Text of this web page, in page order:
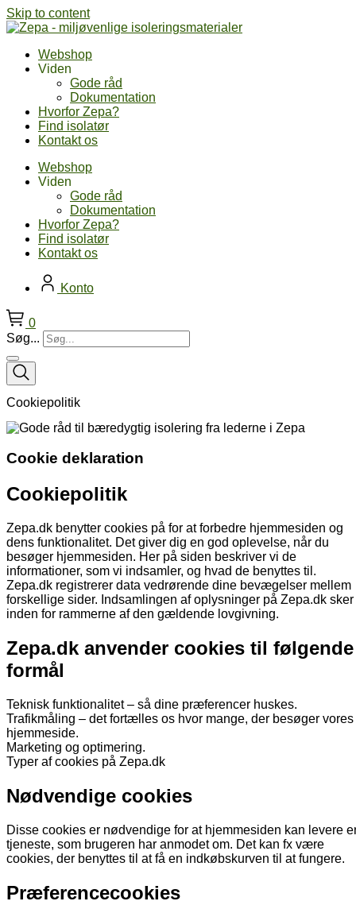
Skip to content
Webshop
Viden
Gode råd
Dokumentation
Hvorfor Zepa?
Find isolatør
Kontakt os
Webshop
Viden
Gode råd
Dokumentation
Hvorfor Zepa?
Find isolatør
Kontakt os
Konto
0
Søg...
Cookiepolitik
Cookie deklaration
Cookiepolitik
Zepa.dk benytter cookies på for at forbedre hjemmesiden og
dens funktionalitet. Det giver dig en god oplevelse, når du
besøger hjemmesiden. Her på siden beskriver vi de
informationer, som vi indsamler, og hvad de benyttes til.
Zepa.dk registrerer data vedrørende dine bevægelser mellem
forskellige sider. Indsamlingen af oplysninger på Zepa.dk sker
inden for rammerne af den gældende lovgivning.
Zepa.dk anvender cookies til følgende
formål
Teknisk funktionalitet – så dine præferencer huskes.
Trafikmåling – det fortælles os hvor mange, der besøger vores
hjemmeside.
Marketing og optimering.
Typer af cookies på Zepa.dk
Nødvendige cookies
Disse cookies er nødvendige for at hjemmesiden kan levere
tjeneste, som brugeren har anmodet om. Det kan fx være
cookies, der benyttes til at få en indkøbskurven til at fungere.
Præferencecookies